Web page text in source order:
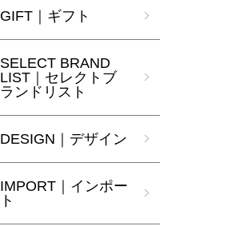
GIFT｜ギフト
SELECT BRAND
LIST｜セレクトブ
ランドリスト
DESIGN｜デザイン
IMPORT｜インポー
ト